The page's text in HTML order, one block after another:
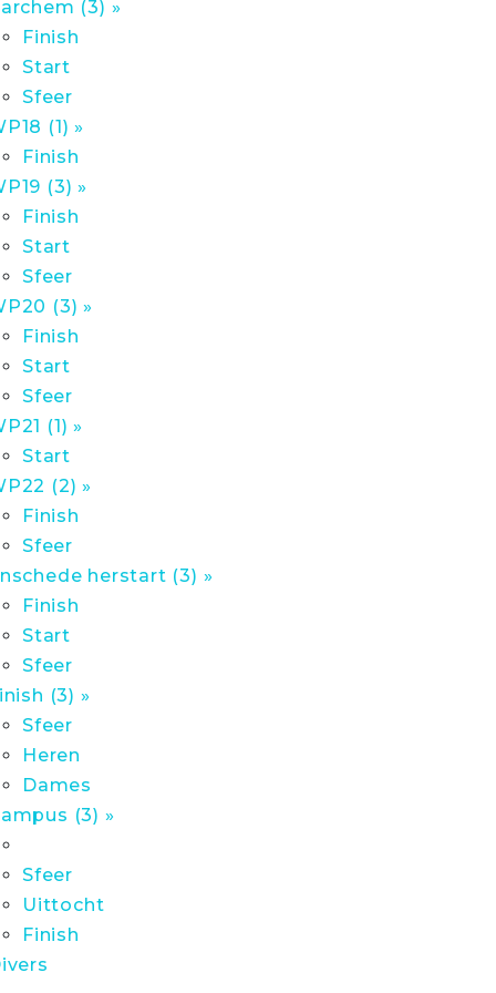
(3) »
Finish
Start
Sfeer
(1) »
Finish
(3) »
Finish
Start
Sfeer
(3) »
Finish
Start
Sfeer
(1) »
Start
(2) »
Finish
Sfeer
herstart (3) »
Finish
Start
Sfeer
(3) »
Sfeer
Heren
Dames
(3) »
Sfeer
Uittocht
Finish